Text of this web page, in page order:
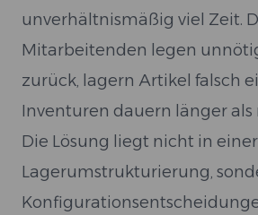
unverhältnismäßig viel Zeit.
Mitarbeitenden legen
zurück, lagern Artikel falsch
Inventuren dauern länger als
Die Lösung liegt nicht in einer
Lagerumstrukturierung,